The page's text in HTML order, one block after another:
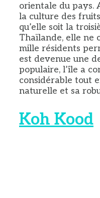
orientale du pays.
la culture des
qu’elle soit la
Thaïlande, elle ne
mille résidents
est devenue une
populaire, l’île a
considérable tout
naturelle et sa
Koh Kood